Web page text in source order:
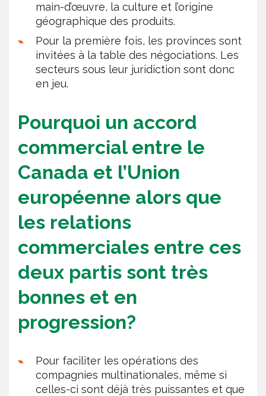
main-d’œuvre, la culture et l’origine
géographique des produits.
Pour la première fois, les provinces sont
invitées à la table des négociations. Les
secteurs sous leur juridiction sont donc
en jeu.
Pourquoi un accord
commercial entre le
Canada et l’Union
européenne alors que
les relations
commerciales entre ces
deux partis sont très
bonnes et en
progression?
Pour faciliter les opérations des
compagnies multinationales, même si
celles-ci sont déjà très puissantes et que